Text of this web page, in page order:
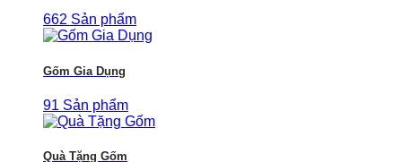
662 Sản phẩm
Gốm Gia Dụng
91 Sản phẩm
Quà Tặng Gốm